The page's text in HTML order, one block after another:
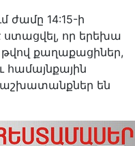
ժամը 14:15-ի
որ երեխա
թվով քաղաքացիներ,
են